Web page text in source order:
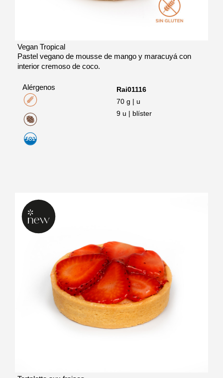
Vegan Tropical
Pastel vegano de mousse de mango y maracuyá con
interior cremoso de coco.
Alérgenos
Rai01116
70 g | u
9 u | blíster